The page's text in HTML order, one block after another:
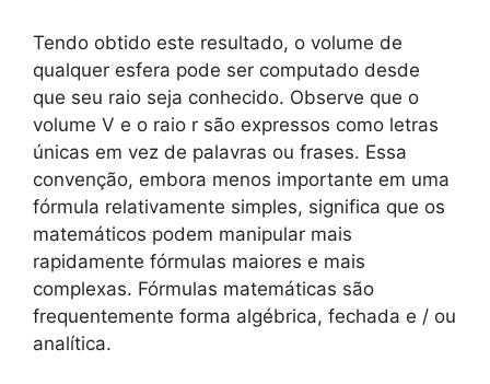
Tendo obtido este resultado, o volume de
qualquer esfera pode ser computado desde
que seu raio seja conhecido. Observe que o
volume V e o raio r são expressos como letras
únicas em vez de palavras ou frases. Essa
convenção, embora menos importante em uma
fórmula relativamente simples, significa que os
matemáticos podem manipular mais
rapidamente fórmulas maiores e mais
complexas. Fórmulas matemáticas são
frequentemente forma algébrica, fechada e / ou
analítica.